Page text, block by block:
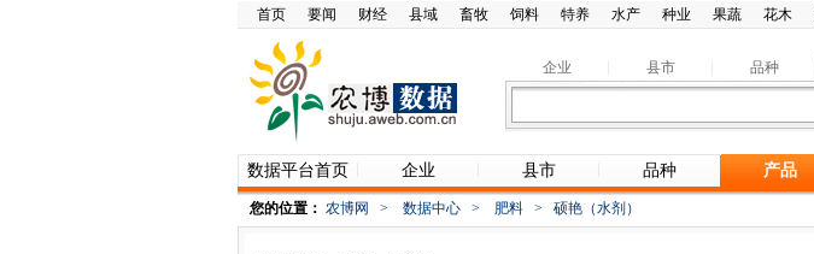
首页 要闻 财经 县域 畜牧 饲料 特养 水产 种业 果蔬 花木
企业 县市 品种
数据平台首页 企业 县市 品种 产品
您的位置： 农博网 > 数据中心 > 肥料 > 硕艳（水剂）